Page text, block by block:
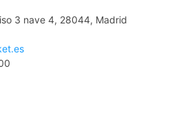
3 nave 4, 28044, Madrid